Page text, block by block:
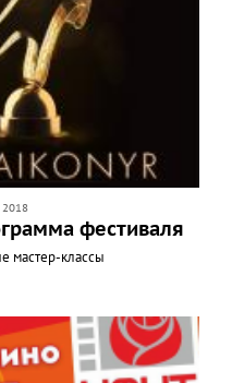
фестиваля
мастер-классы